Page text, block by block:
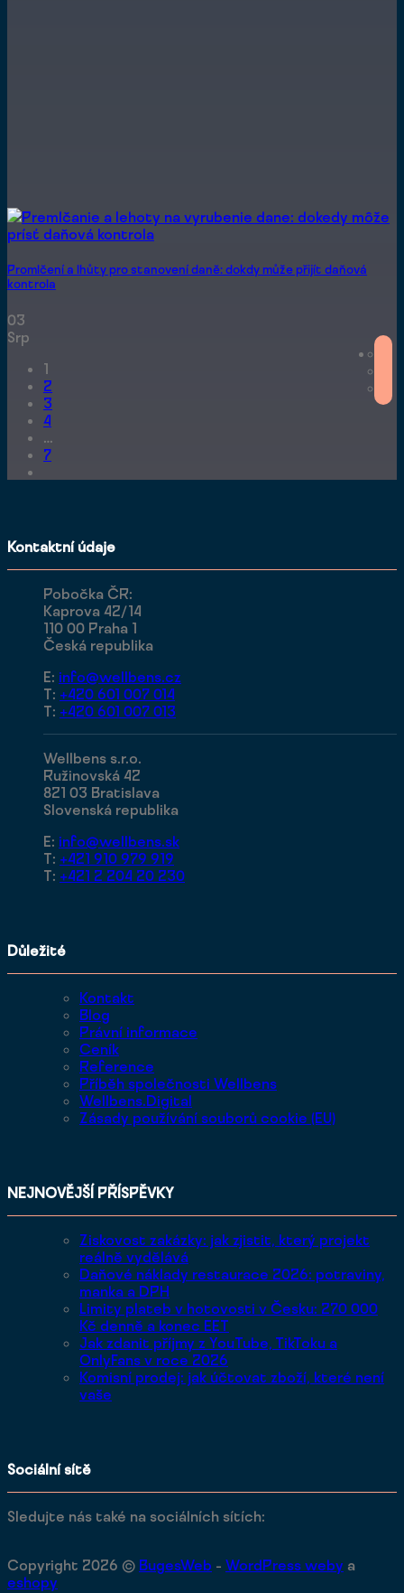
Promlčení a lhůty pro stanovení daně: dokdy může přijít daňová
kontrola
03
Srp
1
2
3
4
…
7
Kontaktní údaje
Pobočka ČR:
Kaprova 42/14
110 00 Praha 1
Česká republika
E: info@wellbens.cz
T: +420 601 007 014
T: +420 601 007 013
Wellbens s.r.o.
Ružinovská 42
821 03 Bratislava
Slovenská republika
E: info@wellbens.sk
T: +421 910 979 919
T: +421 2 204 20 230
Důležité
Kontakt
Blog
Právní informace
Ceník
Reference
Příběh společnosti Wellbens
Wellbens.Digital
Zásady používání souborů cookie (EU)
NEJNOVĚJŠÍ PŘÍSPĚVKY
Ziskovost zakázky: jak zjistit, který projekt
reálně vydělává
Daňové náklady restaurace 2026: potraviny,
manka a DPH
Limity plateb v hotovosti v Česku: 270 000
Kč denně a konec EET
Jak zdanit příjmy z YouTube, TikToku a
OnlyFans v roce 2026
Komisní prodej: jak účtovat zboží, které není
vaše
Sociální sítě
Sledujte nás také na sociálních sítích:
Copyright 2026 © BugesWeb - WordPress weby a
eshopy